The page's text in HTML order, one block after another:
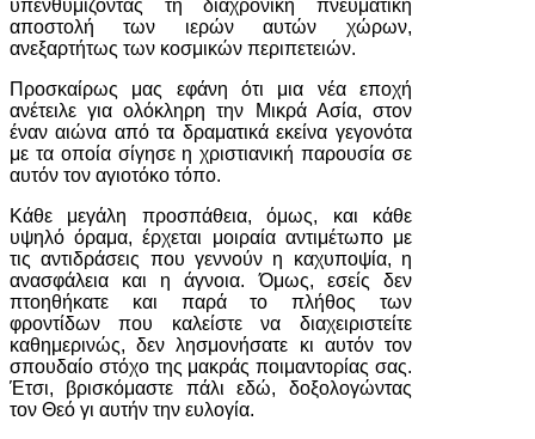
υπενθυμίζοντας τη διαχρονική πνευματική
αποστολή των ιερών αυτών χώρων,
ανεξαρτήτως των κοσμικών περιπετειών.
Προσκαίρως μας εφάνη ότι μια νέα εποχή
ανέτειλε για ολόκληρη την Μικρά Ασία, στον
έναν αιώνα από τα δραματικά εκείνα γεγονότα
με τα οποία σίγησε η χριστιανική παρουσία σε
αυτόν τον αγιοτόκο τόπο.
Κάθε μεγάλη προσπάθεια, όμως, και κάθε
υψηλό όραμα, έρχεται μοιραία αντιμέτωπο με
τις αντιδράσεις που γεννούν η καχυποψία, η
ανασφάλεια και η άγνοια. Όμως, εσείς δεν
πτοηθήκατε και παρά το πλήθος των
φροντίδων που καλείστε να διαχειριστείτε
καθημερινώς, δεν λησμονήσατε κι αυτόν τον
σπουδαίο στόχο της μακράς ποιμαντορίας σας.
Έτσι, βρισκόμαστε πάλι εδώ, δοξολογώντας
τον Θεό γι αυτήν την ευλογία.